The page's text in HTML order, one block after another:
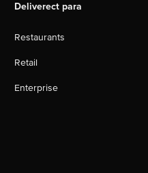
Deliverect para
Restaurants
Retail
Enterprise